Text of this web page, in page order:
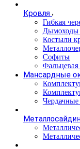
Кровля
Гибкая
Дымоходы
Костыли
Софиты
Фальцевая
Мансардные